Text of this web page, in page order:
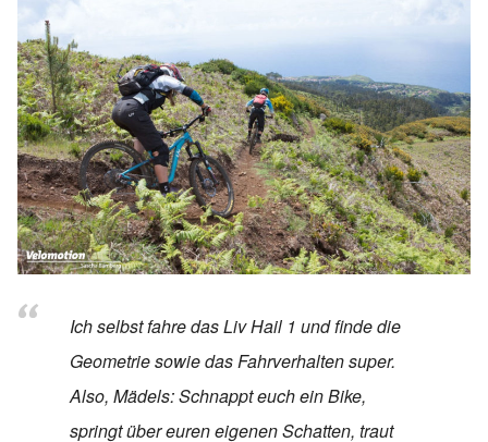
Ich selbst fahre das Liv Hail 1 und finde die
Geometrie sowie das Fahrverhalten super.
Also, Mädels: Schnappt euch ein Bike,
springt über euren eigenen Schatten, traut